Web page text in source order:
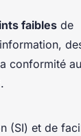
faibles de
conformité
(SI) et de